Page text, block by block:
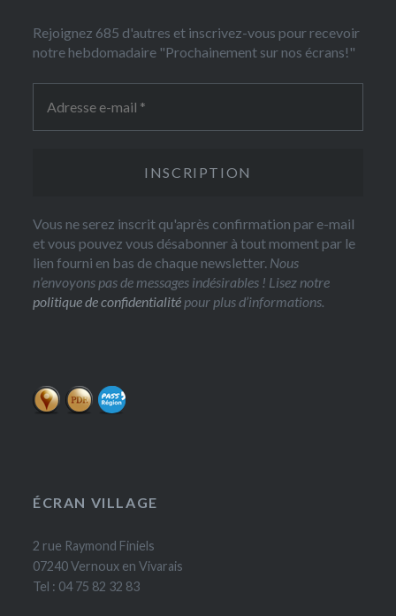
Rejoignez 685 d'autres et inscrivez-vous pour recevoir
notre hebdomadaire "Prochainement sur nos écrans!"
Vous ne serez inscrit qu'après confirmation par e-mail
et vous pouvez vous désabonner à tout moment par le
lien fourni en bas de chaque newsletter. Nous
n’envoyons pas de messages indésirables ! Lisez notre
politique de confidentialité pour plus d’informations.
ÉCRAN VILLAGE
2 rue Raymond Finiels
07240 Vernoux en Vivarais
Tel : 04 75 82 32 83